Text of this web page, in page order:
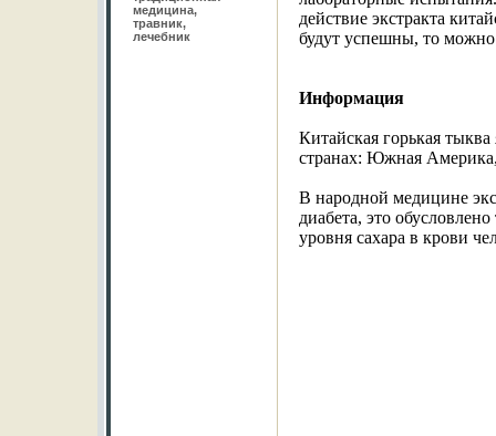
медицина,
травник,
лечебник
действие экстракта
будут успешны, то
Информация
Китайская горькая
странах: Южная
В народной медицине
диабета, это
уровня сахара в крови